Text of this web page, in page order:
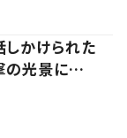
かけられた
の光景に…